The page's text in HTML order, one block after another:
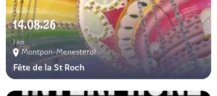
14.08.26
1 km
Montpon-Menesterol
Fête de la St Roch